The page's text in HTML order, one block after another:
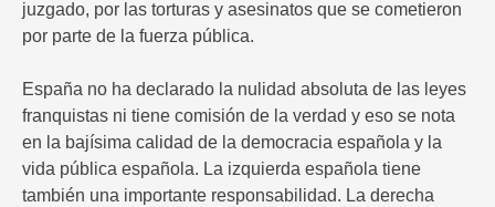
juzgado, por las torturas y asesinatos que se cometieron
por parte de la fuerza pública.
España no ha declarado la nulidad absoluta de las leyes
franquistas ni tiene comisión de la verdad y eso se nota
en la bajísima calidad de la democracia española y la
vida pública española. La izquierda española tiene
también una importante responsabilidad. La derecha